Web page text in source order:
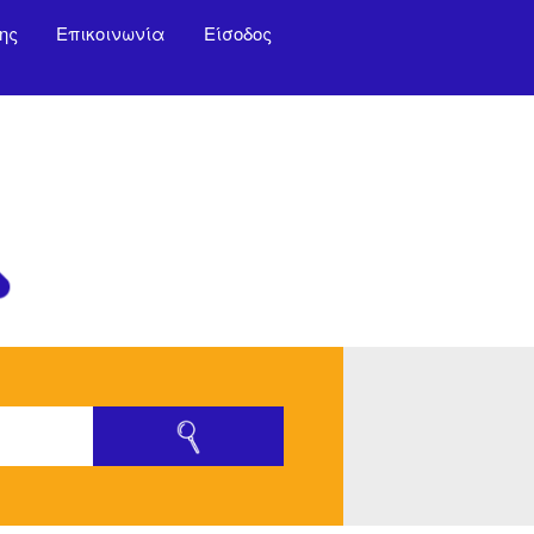
Επικοινωνία
Είσοδος